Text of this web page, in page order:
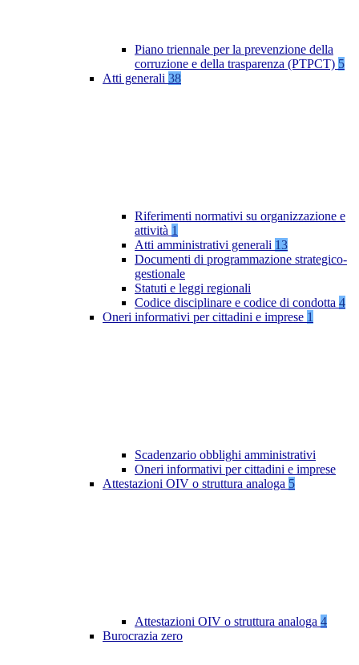
Piano triennale per la prevenzione della
corruzione e della trasparenza (PTPCT) 5
Atti generali 38
Riferimenti normativi su organizzazione e
attività 1
Atti amministrativi generali 13
Documenti di programmazione strategico-
gestionale
Statuti e leggi regionali
Codice disciplinare e codice di condotta 4
Oneri informativi per cittadini e imprese 1
Scadenzario obblighi amministrativi
Oneri informativi per cittadini e imprese
Attestazioni OIV o struttura analoga 5
Attestazioni OIV o struttura analoga 4
Burocrazia zero